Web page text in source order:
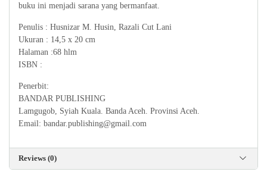
buku ini menjadi sarana yang bermanfaat.
Penulis : Husnizar M. Husin, Razali Cut Lani
Ukuran : 14,5 x 20 cm
Halaman :68 hlm
ISBN :
Penerbit:
BANDAR PUBLISHING
Lamgugob, Syiah Kuala. Banda Aceh. Provinsi Aceh.
Email: bandar.publishing@gmail.com
Reviews (0)